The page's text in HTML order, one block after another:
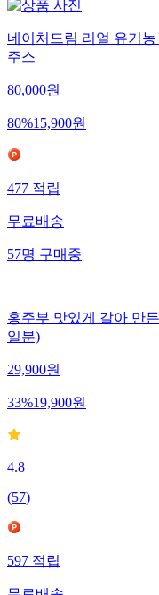
네이처드림 리얼 유기농
주스
80,000원
80%15,900원
477 적립
무료배송
57명 구매중
홍주부 맛있게 갈아 만
일분)
29,900원
33%19,900원
4.8
(57)
597 적립